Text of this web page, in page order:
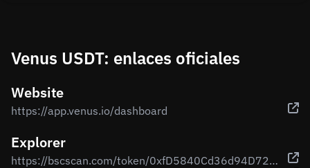
Venus USDT: enlaces oficiales
Website
https://app.venus.io/dashboard
Explorer
https://bscscan.com/token/0xfD5840Cd36d94D7229439859C0112a4185BC0255